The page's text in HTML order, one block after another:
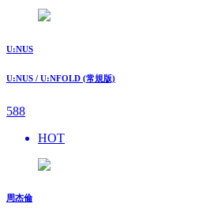
U:NUS
U:NUS / U:NFOLD (常規版)
588
HOT
周杰倫